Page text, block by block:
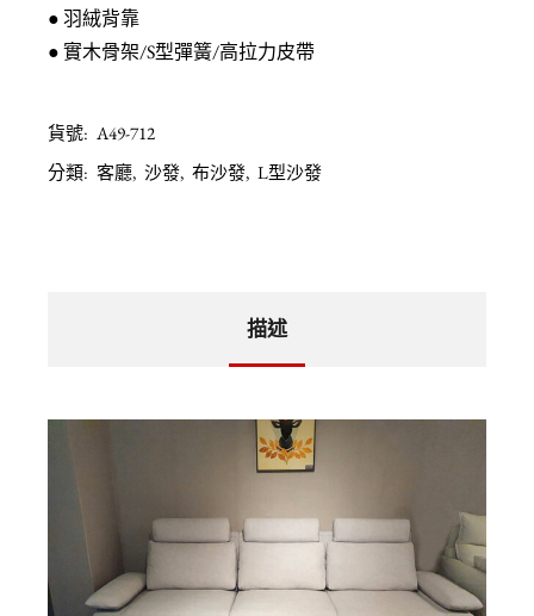
● 羽絨背靠
● 實木骨架/S型彈簧/高拉力皮帶
貨號: A49-712
分類: 客廳, 沙發, 布沙發, L型沙發
描述